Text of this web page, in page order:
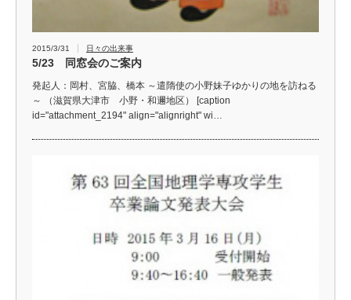
2015/3/31 日々の出来事
5/23 同窓会のご案内
発起人：岡村、宮脇、橋本 ～遣隋使の小野妹子ゆかりの地を訪ねる
～ （滋賀県大津市 小野・和邇地区） [caption
id="attachment_2194" align="alignright" wi…